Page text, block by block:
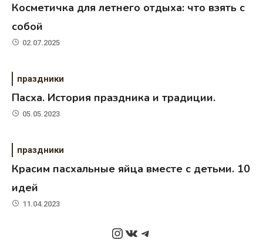
Косметичка для летнего отдыха: что взять с
собой
02.07.2025
праздники
Пасха. История праздника и традиции.
05.05.2023
праздники
Красим пасхальные яйца вместе с детьми. 10
идей
11.04.2023
Instagram
ВКонтакте
Telegram